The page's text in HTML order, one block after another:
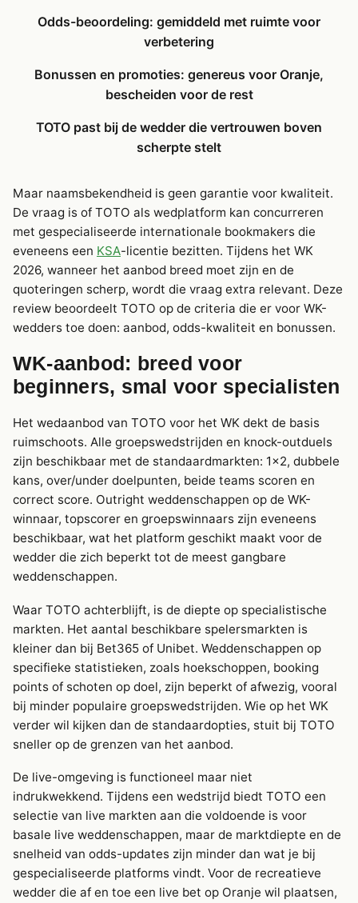
Odds-beoordeling: gemiddeld met ruimte voor
verbetering
Bonussen en promoties: genereus voor Oranje,
bescheiden voor de rest
TOTO past bij de wedder die vertrouwen boven
scherpte stelt
Maar naamsbekendheid is geen garantie voor kwaliteit.
De vraag is of TOTO als wedplatform kan concurreren
met gespecialiseerde internationale bookmakers die
eveneens een KSA-licentie bezitten. Tijdens het WK
2026, wanneer het aanbod breed moet zijn en de
quoteringen scherp, wordt die vraag extra relevant. Deze
review beoordeelt TOTO op de criteria die er voor WK-
wedders toe doen: aanbod, odds-kwaliteit en bonussen.
WK-aanbod: breed voor
beginners, smal voor specialisten
Het wedaanbod van TOTO voor het WK dekt de basis
ruimschoots. Alle groepswedstrijden en knock-outduels
zijn beschikbaar met de standaardmarkten: 1×2, dubbele
kans, over/under doelpunten, beide teams scoren en
correct score. Outright weddenschappen op de WK-
winnaar, topscorer en groepswinnaars zijn eveneens
beschikbaar, wat het platform geschikt maakt voor de
wedder die zich beperkt tot de meest gangbare
weddenschappen.
Waar TOTO achterblijft, is de diepte op specialistische
markten. Het aantal beschikbare spelersmarkten is
kleiner dan bij Bet365 of Unibet. Weddenschappen op
specifieke statistieken, zoals hoekschoppen, booking
points of schoten op doel, zijn beperkt of afwezig, vooral
bij minder populaire groepswedstrijden. Wie op het WK
verder wil kijken dan de standaardopties, stuit bij TOTO
sneller op de grenzen van het aanbod.
De live-omgeving is functioneel maar niet
indrukwekkend. Tijdens een wedstrijd biedt TOTO een
selectie van live markten aan die voldoende is voor
basale live weddenschappen, maar de marktdiepte en de
snelheid van odds-updates zijn minder dan wat je bij
gespecialiseerde platforms vindt. Voor de recreatieve
wedder die af en toe een live bet op Oranje wil plaatsen,